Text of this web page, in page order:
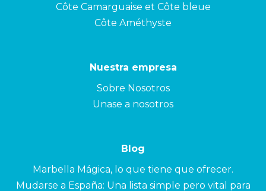
Côte Camarguaise et Côte bleue
Côte Améthyste
Nuestra empresa
Sobre Nosotros
Unase a nosotros
Blog
Marbella Mágica, lo que tiene que ofrecer.
Mudarse a España: Una lista simple pero vital para